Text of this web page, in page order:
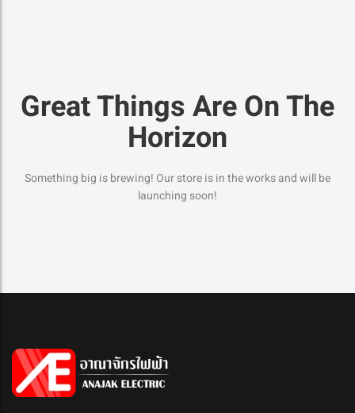
Great Things Are On The
Horizon
Something big is brewing! Our store is in the works and will be
launching soon!